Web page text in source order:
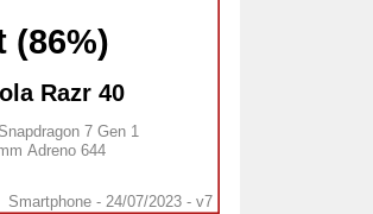
(86%)
Razr 40
7 Gen 1
Adreno 644
Smartphone - 24/07/2023 - v7